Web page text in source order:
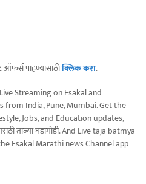
ऑफर्स पाहण्यासाठीक्लिक करा.
Streaming on Esakal and
from India, Pune, Mumbai. Get the
Jobs, and Education updates,
ताज्या घडामोडी. And Live taja batmya
Esakal Marathi news Channel app